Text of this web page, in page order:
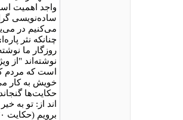
واجد اهمیت
ساده‌نویسی
می‌کنیم در
چنانکه نثر
روزگار ما
نوشته‌اند "از
است که مردم
خویش به کار
حکایت‌ها
برویم (حکایت ۳۰) ... ".